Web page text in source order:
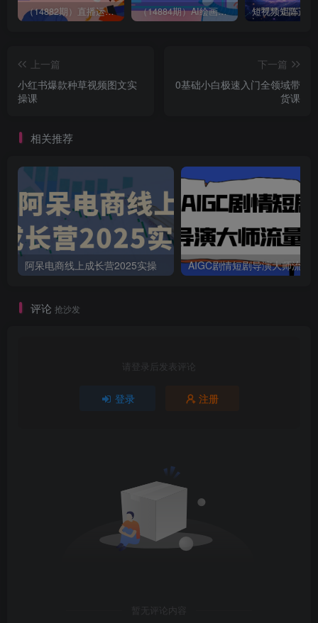
（14882期）直播运营全流程课程-5月更新：从起号、话术设计、罗盘运营到微付费投放等 （14884期）AI绘画进阶课，涵盖电商摄影等多领域，PS操作与AI工具使用全面教学
上一篇
小红书爆款种草视频图文实
操课
下一篇
0基础小白极速入门全领域带
货课
相关推荐
阿呆电商线上成长营2025实操 AIGC剧情短剧导演大师流量
评论 抢沙发
请登录后发表评论
登录 注册
暂无评论内容